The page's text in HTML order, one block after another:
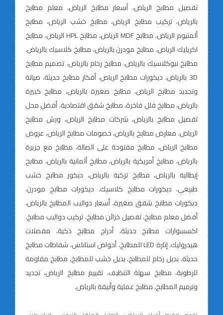
تفصيل مطابخ الرياض، أسعار مطابخ الرياض، معلم مطابخ
بالرياض، تركيب مطابخ الرياض، مطابخ خشب الرياض، مطابخ
ألمنيوم الرياض، مطابخ MDF الرياض، مطابخ HPL الرياض، مطابخ
اكريليك الرياض، مطابخ مودرن بالرياض، مطابخ كلاسيك بالرياض،
مطابخ نيوكلاسيك بالرياض، مطابخ رخام بالرياض، تصميم مطابخ
3D بالرياض، ديكورات مطابخ الرياض، أفكار مطابخ حديثة، صيانة
وتجديد مطابخ الرياض، مطابخ صغيرة بالرياض، مطابخ كبيرة
بالرياض، مطابخ فلل فاخرة، مطابخ شقق اقتصادية، أفضل محل
تفصيل مطابخ بالرياض، شركات مطابخ الرياض، ورش مطابخ
الرياض، معارض مطابخ بالرياض، خصومات مطابخ الرياض، عروض
مطابخ الرياض، مطابخ مفتوحة على الصالة، مطابخ مع جزيرة
بالرياض، مطابخ أمريكية بالرياض، مطابخ ألمانية بالرياض، مطابخ
إيطالية بالرياض، مطابخ تركية بالرياض، ديكور مطابخ خشب
طبيعي، ديكورات مطابخ كلاسيك، ديكورات مطابخ مودرن،
ديكورات مطابخ شقق صغيرة، أسعار دواليب المطابخ بالرياض،
أفضل معلم مطابخ، تفصيل خزائن مطابخ، تركيب دواليب مطابخ،
اكسسوارات مطابخ حديثة، أدراج مطابخ ذكية، مفصلات
هيدروليك، إنارة LED للمطابخ، أحواض استانلس، شفاطات مطابخ
حديثة، بديل رخام للمطابخ، بديل خشب للمطابخ، مطابخ مقاومة
للرطوبة، مطابخ سهلة التنظيف، تقييم مطابخ الرياض، تجديد
وترميم المطابخ، مطابخ عملية وأنيقة بالرياض.